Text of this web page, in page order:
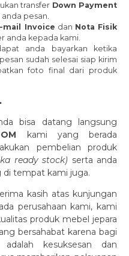
transfer Down Payment
pesan.
-mail Invoice dan Nota Fisik
anda kepada kami.
anda bayarkan ketika
sudah selesai siap kirim
foto final dari produk
bisa datang langsung
kami yang berada
pembelian produk
ready stock) serta anda
di tempat kami juga.
kasih atas kunjungan
perusahaan kami, kami
produk mebel jepara
bersahabat karena bagi
kesuksesan dan